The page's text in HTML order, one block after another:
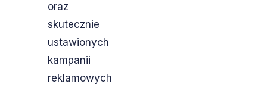
oraz
skutecznie
ustawionych
kampanii
reklamowych